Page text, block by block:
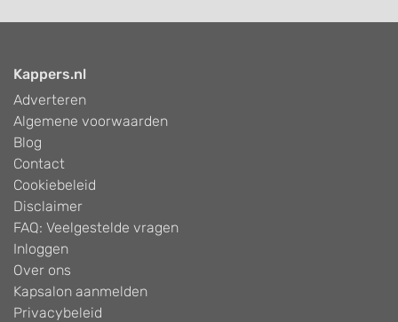
Kappers.nl
Adverteren
Algemene voorwaarden
Blog
Contact
Cookiebeleid
Disclaimer
FAQ: Veelgestelde vragen
Inloggen
Over ons
Kapsalon aanmelden
Privacybeleid